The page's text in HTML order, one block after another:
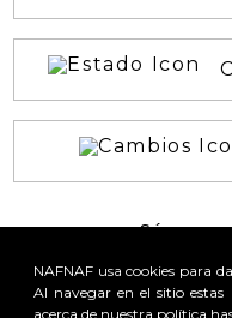
NAFNAF usa cookies para
Al navegar en el sitio estas
acerca de nuestra política